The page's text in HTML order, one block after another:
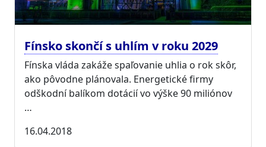
Fínsko skončí s uhlím v roku 2029
Fínska vláda zakáže spaľovanie uhlia o rok skôr,
ako pôvodne plánovala. Energetické firmy
odškodní balíkom dotácií vo výške 90 miliónov
…
16.04.2018